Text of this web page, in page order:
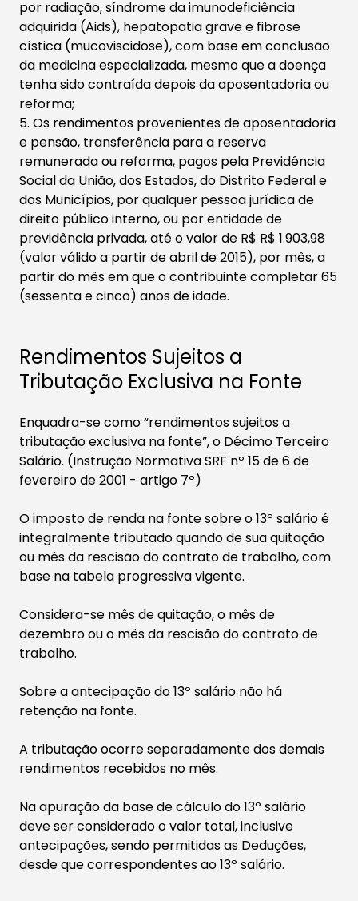
por radiação, síndrome da imunodeficiência
adquirida (Aids), hepatopatia grave e fibrose
cística (mucoviscidose), com base em conclusão
da medicina especializada, mesmo que a doença
tenha sido contraída depois da aposentadoria ou
reforma;
5. Os rendimentos provenientes de aposentadoria
e pensão, transferência para a reserva
remunerada ou reforma, pagos pela Previdência
Social da União, dos Estados, do Distrito Federal e
dos Municípios, por qualquer pessoa jurídica de
direito público interno, ou por entidade de
previdência privada, até o valor de R$ R$ 1.903,98
(valor válido a partir de abril de 2015), por mês, a
partir do mês em que o contribuinte completar 65
(sessenta e cinco) anos de idade.​
Rendimentos Sujeitos a
Tributação Exclusiva na Fonte
​​​Enquadra-se como “rendimentos sujeitos a
tributação exclusiva na fonte”, o Décimo Terceiro
Salário. (Instrução Normativa SRF nº 15 de 6 de
fevereiro de 2001 - artigo 7º)
O imposto de renda na fonte sobre o 13º salário é
integralmente tributado quando de sua quitação
ou mês da rescisão do contrato de trabalho, com
base na tabela progressiva vigente.
Considera-se mês de quitação, o mês de
dezembro ou o mês da rescisão do contrato de
trabalho.
Sobre a antecipação do 13º salário não há
retenção na fonte.
A tributação ocorre separadamente dos demais
rendimentos recebidos no mês.
Na apuração da base de cálculo do 13º salário
deve ser considerado o valor total, inclusive
antecipações, sendo permitidas as Deduções,
desde que correspondentes ao 13º salário.